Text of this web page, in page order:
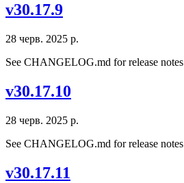
v30.17.9
28 черв. 2025 р.
See CHANGELOG.md for release notes
v30.17.10
28 черв. 2025 р.
See CHANGELOG.md for release notes
v30.17.11